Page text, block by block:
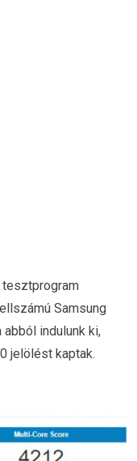
tesztprogram
Samsung
abból indulunk ki,
jelölést kaptak.